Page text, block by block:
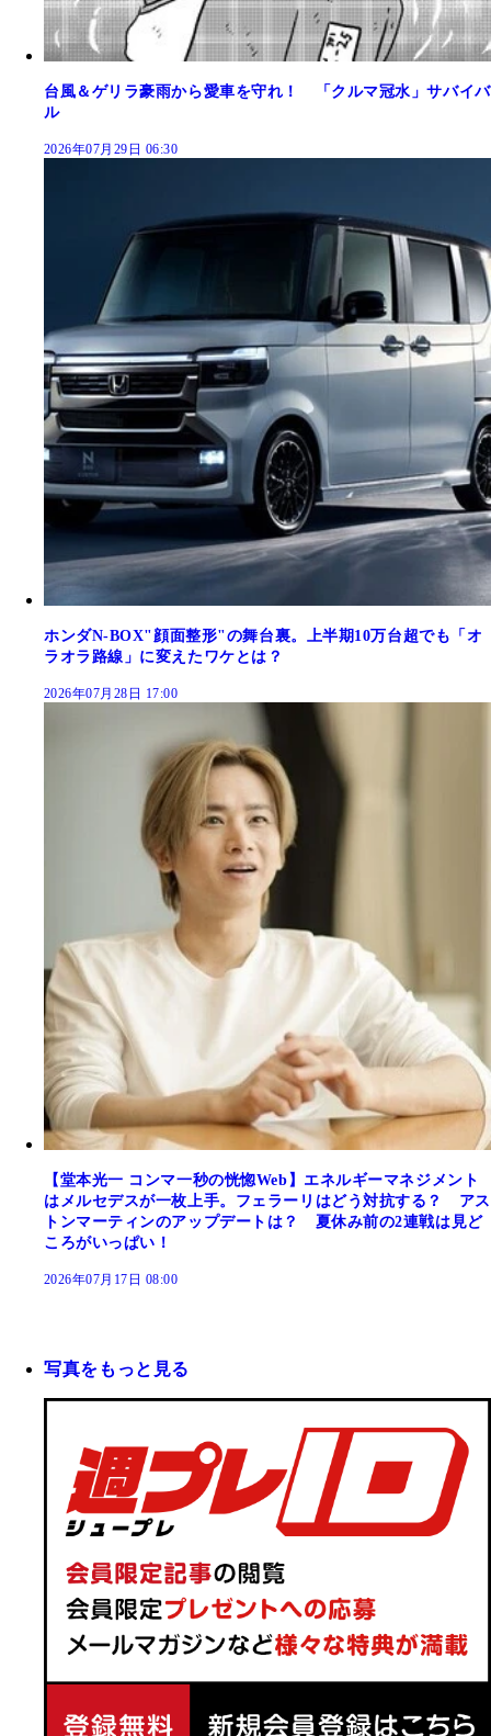
台風＆ゲリラ豪雨から愛車を守れ！ 「クルマ冠水」サバイバ
ル
2026年07月29日 06:30
ホンダN-BOX"顔面整形"の舞台裏。上半期10万台超でも「オ
ラオラ路線」に変えたワケとは？
2026年07月28日 17:00
【堂本光一 コンマ一秒の恍惚Web】エネルギーマネジメント
はメルセデスが一枚上手。フェラーリはどう対抗する？ アス
トンマーティンのアップデートは？ 夏休み前の2連戦は見ど
ころがいっぱい！
2026年07月17日 08:00
写真をもっと見る